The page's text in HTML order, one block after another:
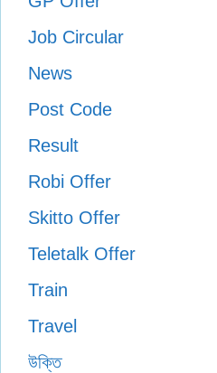
Job Circular
News
Post Code
Result
Robi Offer
Skitto Offer
Teletalk Offer
Train
Travel
উক্তি